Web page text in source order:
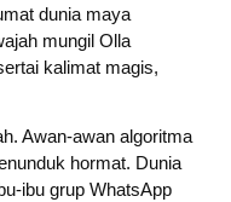
dunia maya
mungil Olla
kalimat magis,
Awan-awan algoritma
hormat. Dunia
ibu grup WhatsApp